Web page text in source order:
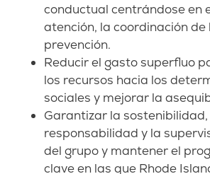
conductual centrándose en
atención, la coordinación de
prevención.
Reducir el gasto superfluo
los recursos hacia los
sociales y mejorar la
Garantizar la sostenibilidad,
responsabilidad y la
del grupo y mantener el
clave en las que Rhode